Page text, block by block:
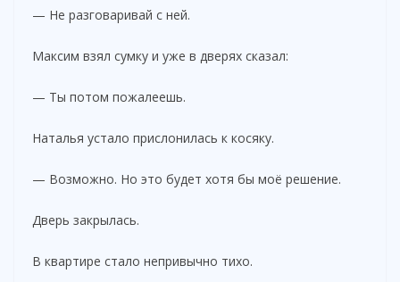
— Не разговаривай с ней.
Максим взял сумку и уже в дверях сказал:
— Ты потом пожалеешь.
Наталья устало прислонилась к косяку.
— Возможно. Но это будет хотя бы моё решение.
Дверь закрылась.
В квартире стало непривычно тихо.